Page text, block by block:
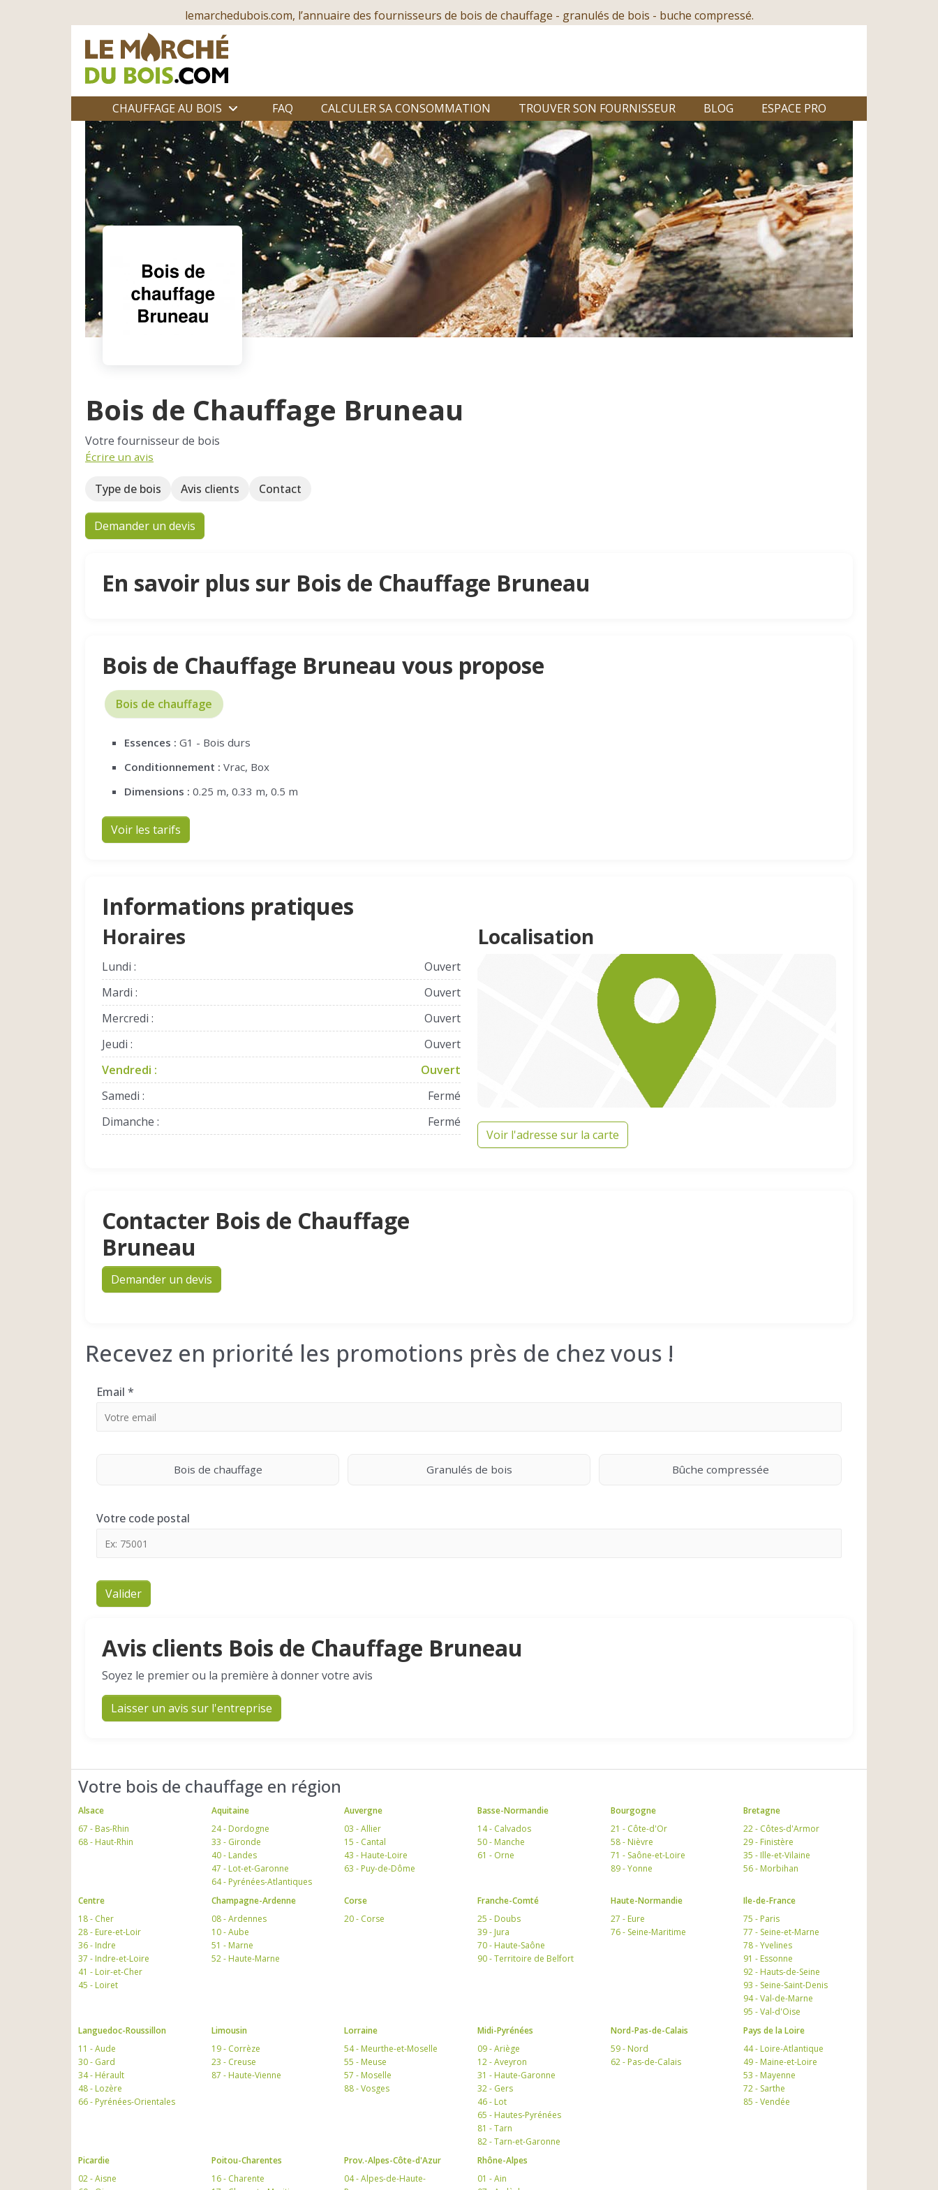
lemarchedubois.com, l’annuaire des fournisseurs de bois de chauffage - granulés de bois - buche compressé.
CHAUFFAGE AU BOIS FAQ CALCULER SA CONSOMMATION TROUVER SON FOURNISSEUR BLOG ESPACE PRO
Bois de Chauffage Bruneau
Votre fournisseur de bois
Écrire un avis
Type de bois Avis clients Contact
Demander un devis
En savoir plus sur Bois de Chauffage Bruneau
Bois de Chauffage Bruneau vous propose
Bois de chauffage
Essences : G1 - Bois durs
Conditionnement : Vrac, Box
Dimensions : 0.25 m, 0.33 m, 0.5 m
Voir les tarifs
Informations pratiques
Horaires
Lundi :
Ouvert
Mardi :
Ouvert
Mercredi :
Ouvert
Jeudi :
Ouvert
Vendredi :
Ouvert
Samedi :
Fermé
Dimanche :
Fermé
Localisation
Voir l'adresse sur la carte
Contacter Bois de Chauffage
Bruneau
Demander un devis
Recevez en priorité les promotions près de chez vous !
Email *
Bois de chauffage Granulés de bois Bûche compressée
Votre code postal
Valider
Avis clients Bois de Chauffage Bruneau
Soyez le premier ou la première à donner votre avis
Laisser un avis sur l'entreprise
Votre bois de chauffage en région
Alsace
67 - Bas-Rhin
68 - Haut-Rhin
Aquitaine
24 - Dordogne
33 - Gironde
40 - Landes
47 - Lot-et-Garonne
64 - Pyrénées-Atlantiques
Auvergne
03 - Allier
15 - Cantal
43 - Haute-Loire
63 - Puy-de-Dôme
Basse-Normandie
14 - Calvados
50 - Manche
61 - Orne
Bourgogne
21 - Côte-d'Or
58 - Nièvre
71 - Saône-et-Loire
89 - Yonne
Bretagne
22 - Côtes-d'Armor
29 - Finistère
35 - Ille-et-Vilaine
56 - Morbihan
Centre
18 - Cher
28 - Eure-et-Loir
36 - Indre
37 - Indre-et-Loire
41 - Loir-et-Cher
45 - Loiret
Champagne-Ardenne
08 - Ardennes
10 - Aube
51 - Marne
52 - Haute-Marne
Corse
20 - Corse
Franche-Comté
25 - Doubs
39 - Jura
70 - Haute-Saône
90 - Territoire de Belfort
Haute-Normandie
27 - Eure
76 - Seine-Maritime
Ile-de-France
75 - Paris
77 - Seine-et-Marne
78 - Yvelines
91 - Essonne
92 - Hauts-de-Seine
93 - Seine-Saint-Denis
94 - Val-de-Marne
95 - Val-d'Oise
Languedoc-Roussillon
11 - Aude
30 - Gard
34 - Hérault
48 - Lozère
66 - Pyrénées-Orientales
Limousin
19 - Corrèze
23 - Creuse
87 - Haute-Vienne
Lorraine
54 - Meurthe-et-Moselle
55 - Meuse
57 - Moselle
88 - Vosges
Midi-Pyrénées
09 - Ariège
12 - Aveyron
31 - Haute-Garonne
32 - Gers
46 - Lot
65 - Hautes-Pyrénées
81 - Tarn
82 - Tarn-et-Garonne
Nord-Pas-de-Calais
59 - Nord
62 - Pas-de-Calais
Pays de la Loire
44 - Loire-Atlantique
49 - Maine-et-Loire
53 - Mayenne
72 - Sarthe
85 - Vendée
Picardie
02 - Aisne
Poitou-Charentes
16 - Charente
Prov.-Alpes-Côte-d'Azur
04 - Alpes-de-Haute-
Rhône-Alpes
01 - Ain